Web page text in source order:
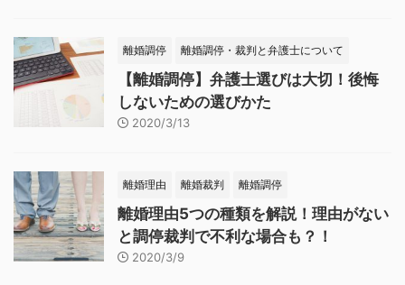
離婚調停 離婚調停・裁判と弁護士について
【離婚調停】弁護士選びは大切！後悔
しないための選びかた
2020/3/13
離婚理由 離婚裁判 離婚調停
離婚理由5つの種類を解説！理由がない
と調停裁判で不利な場合も？！
2020/3/9